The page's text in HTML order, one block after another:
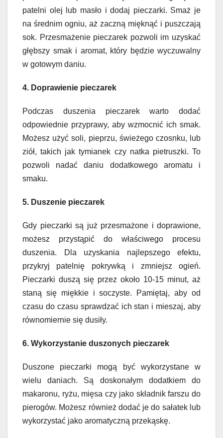
patelni olej lub masło i dodaj pieczarki. Smaż je
na średnim ogniu, aż zaczną mięknąć i puszczają
sok. Przesmażenie pieczarek pozwoli im uzyskać
głębszy smak i aromat, który będzie wyczuwalny
w gotowym daniu.
4. Doprawienie pieczarek
Podczas duszenia pieczarek warto dodać
odpowiednie przyprawy, aby wzmocnić ich smak.
Możesz użyć soli, pieprzu, świeżego czosnku, lub
ziół, takich jak tymianek czy natka pietruszki. To
pozwoli nadać daniu dodatkowego aromatu i
smaku.
5. Duszenie pieczarek
Gdy pieczarki są już przesmażone i doprawione,
możesz przystąpić do właściwego procesu
duszenia. Dla uzyskania najlepszego efektu,
przykryj patelnię pokrywką i zmniejsz ogień.
Pieczarki duszą się przez około 10-15 minut, aż
staną się miękkie i soczyste. Pamiętaj, aby od
czasu do czasu sprawdzać ich stan i mieszaj, aby
równomiernie się dusiły.
6. Wykorzystanie duszonych pieczarek
Duszone pieczarki mogą być wykorzystane w
wielu daniach. Są doskonałym dodatkiem do
makaronu, ryżu, mięsa czy jako składnik farszu do
pierogów. Możesz również dodać je do sałatek lub
wykorzystać jako aromatyczną przekąskę.